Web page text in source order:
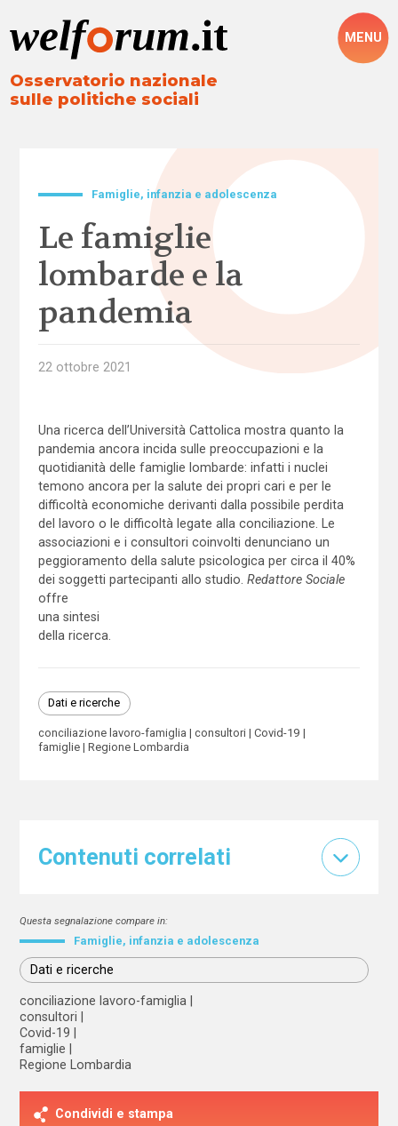
Osservatorio nazionale
sulle politiche sociali
MENU
Famiglie, infanzia e adolescenza
Le famiglie
lombarde e la
pandemia
22 ottobre 2021
Una ricerca dell’Università Cattolica mostra quanto la
pandemia ancora incida sulle preoccupazioni e la
quotidianità delle famiglie lombarde: infatti i nuclei
temono ancora per la salute dei propri cari e per le
difficoltà economiche derivanti dalla possibile perdita
del lavoro o le difficoltà legate alla conciliazione. Le
associazioni e i consultori coinvolti denunciano un
peggioramento della salute psicologica per circa il 40%
dei soggetti partecipanti allo studio. Redattore Sociale
offre
una sintesi
della ricerca.
Dati e ricerche
conciliazione lavoro-famiglia consultori
Covid-19
famiglie
Regione Lombardia
Contenuti correlati
Questa segnalazione compare in:
Famiglie, infanzia e adolescenza
Dati e ricerche
conciliazione lavoro-famiglia
consultori
Covid-19
famiglie
Regione Lombardia
Condividi e stampa